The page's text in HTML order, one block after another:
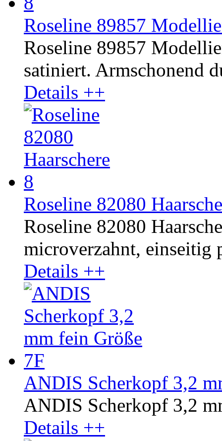
Roseline 89857
Roseline 89857
satiniert. Armschonend
Details ++
Roseline 82080
Roseline 82080
microverzahnt, einseitig
Details ++
ANDIS Scherkopf 3,2
ANDIS Scherkopf 3,2
Details ++